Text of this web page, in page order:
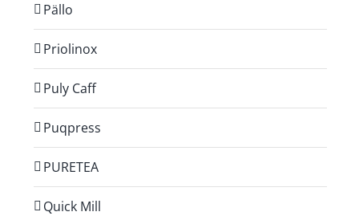
Pällo
Priolinox
Puly Caff
Puqpress
PURETEA
Quick Mill